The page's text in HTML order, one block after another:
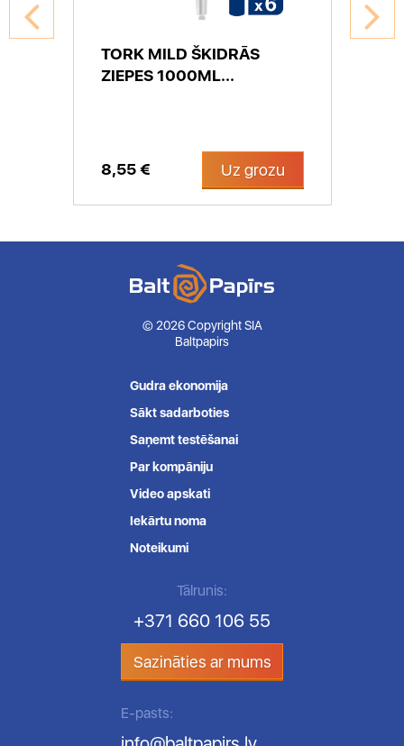
TORK MILD ŠKIDRĀS
ZIEPES 1000ML...
8,55 € Uz grozu
© 2026 Copyright SIA
Baltpapirs
Gudra ekonomija
Sākt sadarboties
Saņemt testēšanai
Par kompāniju
Video apskati
Iekārtu noma
Noteikumi
Tālrunis:
+371 660 106 55
Sazināties ar mums
E-pasts: